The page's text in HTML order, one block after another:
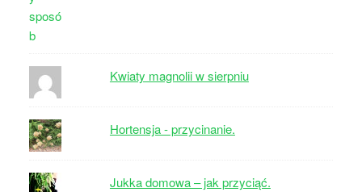
Kwiaty magnolii w sierpniu
Hortensja - przycinanie.
Jukka domowa – jak przyciąć.